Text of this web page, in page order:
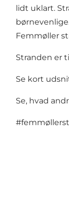
lidt uklart.
Femmøller
Stranden er
Se kort
Se, hvad